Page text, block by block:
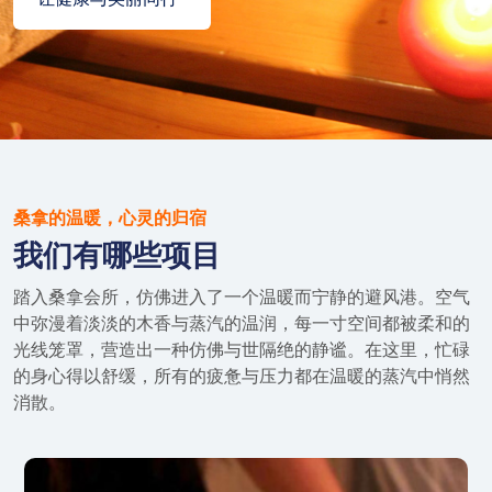
桑拿的温暖，心灵的归宿
我们有哪些项目
踏入桑拿会所，仿佛进入了一个温暖而宁静的避风港。空气
中弥漫着淡淡的木香与蒸汽的温润，每一寸空间都被柔和的
光线笼罩，营造出一种仿佛与世隔绝的静谧。在这里，忙碌
的身心得以舒缓，所有的疲惫与压力都在温暖的蒸汽中悄然
消散。